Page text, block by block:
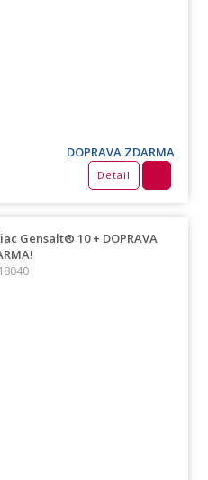
DOPRAVA ZDARMA
Detail
Gensalt® 10 + DOPRAVA